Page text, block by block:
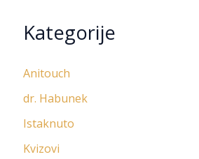
Kategorije
Anitouch
dr. Habunek
Istaknuto
Kvizovi